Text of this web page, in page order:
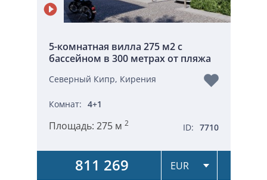
5-комнатная вилла 275 м2 с
бассейном в 300 метрах от пляжа
Северный Кипр, Кирения
Комнат: 4+1
Площадь: 275 м 2 ID: 7710
811 269